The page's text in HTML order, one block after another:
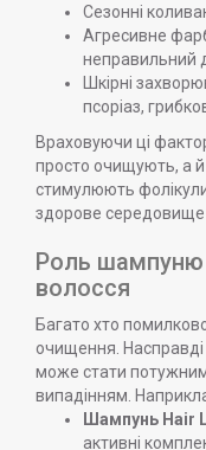
Сезонні
Агресивне
неправильний
Шкірні
псоріаз,
Враховуючи ці
просто очищують, а
стимулюють
здорове середовище
Роль шампуню
волосся
Багато хто
очищення.
може стати потужним
випадінням.
Шампунь Hair
активні